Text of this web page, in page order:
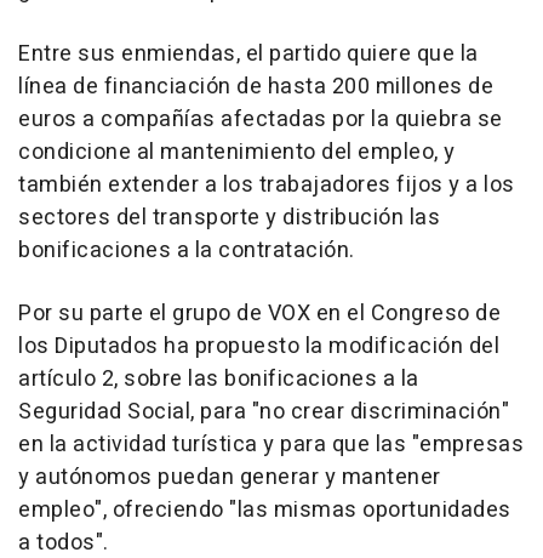
Entre sus enmiendas, el partido quiere que la
línea de financiación de hasta 200 millones de
euros a compañías afectadas por la quiebra se
condicione al mantenimiento del empleo, y
también extender a los trabajadores fijos y a los
sectores del transporte y distribución las
bonificaciones a la contratación.
Por su parte el grupo de VOX en el Congreso de
los Diputados ha propuesto la modificación del
artículo 2, sobre las bonificaciones a la
Seguridad Social, para "no crear discriminación"
en la actividad turística y para que las "empresas
y autónomos puedan generar y mantener
empleo", ofreciendo "las mismas oportunidades
a todos".